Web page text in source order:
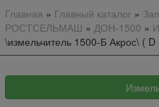
Главная » Главный каталог»
РОСТСЕЛЬМАШ » ДОН-1500 »
\измельчитель 1500-Б Акрос\ (